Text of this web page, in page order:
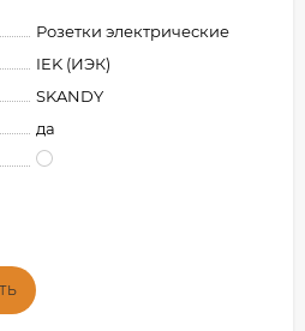
Розетки электрические
IEK (ИЭК)
SKANDY
да